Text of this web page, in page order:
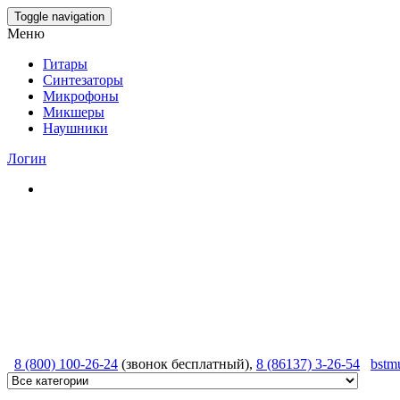
Skip
to
content
Toggle navigation
Меню
Гитары
Синтезаторы
Микрофоны
Микшеры
Наушники
Логин
8 (800) 100-26-24 (звонок бесплатный), 8 (86137) 3-26-54